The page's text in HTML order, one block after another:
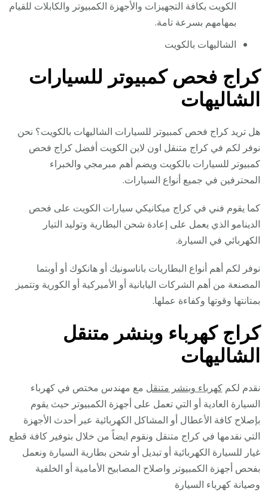
الكويت بكافة التجهيزات والأجهزة الكمبيوتر والكابلات للقيام
بمهامهم بسرعة تامة.
الشاليهات بالكويت
كراج فحص كمبيوتر للسيارات
الشاليهات
هل تريد كراج فحص كمبيوتر للسيارات الشاليهات بالكويت؟ نحن
نوفر لكم في كراج متنقل اون لاين الكويت أفضل كراج فحص
كمبيوتر للسيارات بالكويت ويضم أهم مبرمجي والخبراء
المحترفين في جميع أنواع السيارات.
كما يقوم فني في كراج ميكانيكي سيارات الكويت على فحص
الدينامو الذي يعمل على إعادة شحن البطارية وتوليد التيار
الكهربائي في السيارة.
نوفر لكم أهم أنواع البطاريات باناسونيك أو هانكوك أو أوبتما
المصنعة من أهم الشركات اليابانية أو الأميركية أو الكورية وتتميز
بمتانتها وقوتها وكفاءة عملها.
كراج كهرباء وبنشر متنقل
الشاليهات
نقدم لكمكهرباء وبنشر متنقل مع مهندس مختص في كهرباء
السيارة العادية أو التي تعمل على أجهزة الكمبيوتر حيث يقوم
بإصلاح كافة الأعطال أو المشاكل الكهربائية عبر أحدث الأجهزة
التي نقدمها في كراج متنقل ونقوم ايضاً من خلال بتوفير كافة قطع
غيار للسيارة الكهربائية أو تبديل أو شحن بطارية السيارة ونعمل
بفحص أجهزة الكمبيوتر واصلاح المصابيح الأمامية أو الخلفية
وصيانة كهرباء السيارة